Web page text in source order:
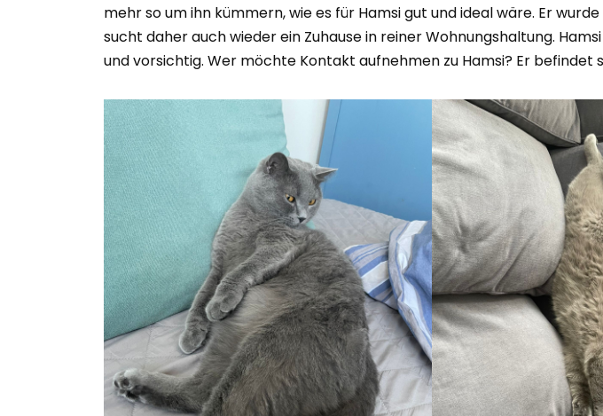
mehr so um ihn kümmern, wie es für Hamsi gut und ideal wäre. Er
sucht daher auch wieder ein Zuhause in reiner Wohnungshaltung.
und vorsichtig. Wer möchte Kontakt aufnehmen zu Hamsi? Er